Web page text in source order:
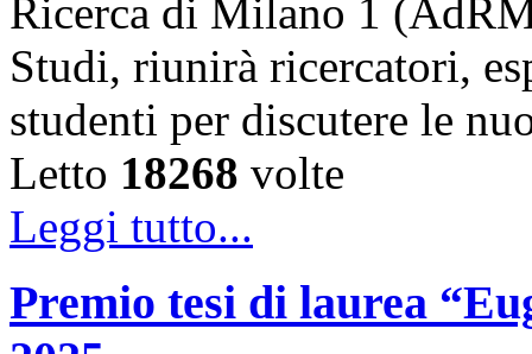
Ricerca di Milano 1
Studi, riunirà ricercatori,
studenti per discutere le
Letto 18268 volte
Leggi tutto...
Premio tesi di laurea